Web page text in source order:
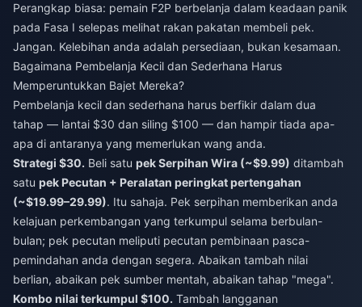
Perangkap biasa: pemain F2P berbelanja dalam keadaan panik
pada Fasa I selepas melihat rakan pakatan membeli pek.
Jangan. Kelebihan anda adalah persediaan, bukan kesamaan.
Bagaimana Pembelanja Kecil dan Sederhana Harus
Memperuntukkan Bajet Mereka?
Pembelanja kecil dan sederhana harus berfikir dalam dua
tahap — lantai $30 dan siling $100 — dan hampir tiada apa-
apa di antaranya yang memerlukan wang anda.
Strategi $30. Beli satu pek Serpihan Wira (~$9.99) ditambah
satu pek Pecutan + Peralatan peringkat pertengahan
(~$19.99–29.99). Itu sahaja. Pek serpihan memberikan anda
kelajuan perkembangan yang terkumpul selama berbulan-
bulan; pek pecutan meliputi pecutan pembinaan pasca-
pemindahan anda dengan segera. Abaikan tambah nilai
berlian, abaikan pek sumber mentah, abaikan tahap "mega".
Kombo nilai terkumpul $100. Tambah langganan